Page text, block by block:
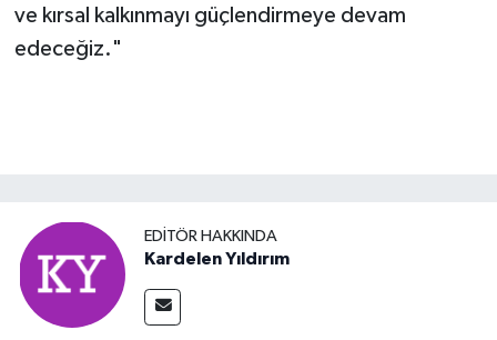
ve kırsal kalkınmayı güçlendirmeye devam
edeceğiz."
EDITÖR HAKKINDA
Kardelen Yıldırım